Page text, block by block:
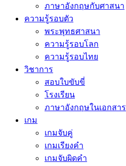
ภาษาอังกฤษกับศาสนา
ความรู้รอบตัว
พระพุทธศาสนา
ความรู้รอบโลก
ความรู้รอบไทย
วิชาการ
สอบใบขับขี่
โรงเรียน
ภาษาอังกฤษในเอกสาร
เกม
เกมจับคู่
เกมเรียงคำ
เกมจับผิดคำ